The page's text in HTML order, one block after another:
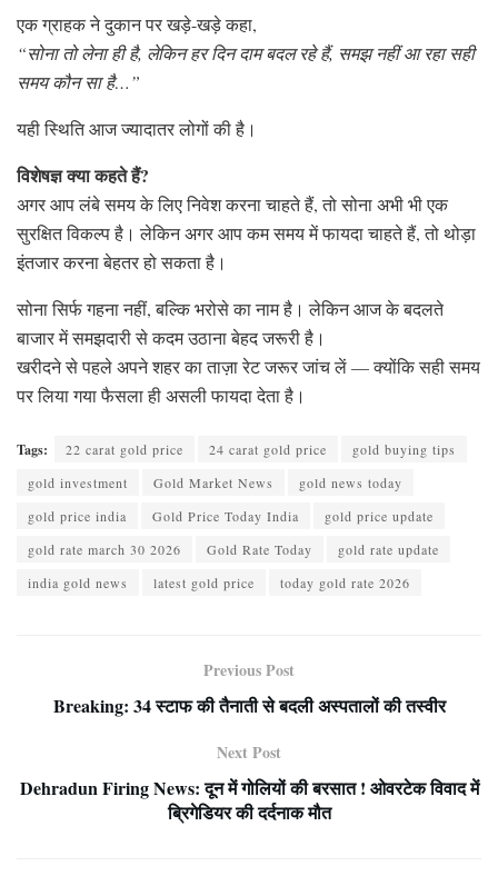
एक ग्राहक ने दुकान पर खड़े-खड़े कहा,
“सोना तो लेना ही है, लेकिन हर दिन दाम बदल रहे हैं, समझ नहीं आ रहा सही
समय कौन सा है…”
यही स्थिति आज ज्यादातर लोगों की है।
विशेषज्ञ क्या कहते हैं?
अगर आप लंबे समय के लिए निवेश करना चाहते हैं, तो सोना अभी भी एक
सुरक्षित विकल्प है। लेकिन अगर आप कम समय में फायदा चाहते हैं, तो थोड़ा
इंतजार करना बेहतर हो सकता है।
सोना सिर्फ गहना नहीं, बल्कि भरोसे का नाम है। लेकिन आज के बदलते
बाजार में समझदारी से कदम उठाना बेहद जरूरी है।
खरीदने से पहले अपने शहर का ताज़ा रेट जरूर जांच लें — क्योंकि सही समय
पर लिया गया फैसला ही असली फायदा देता है।
Tags: 22 carat gold price 24 carat gold price
gold buying tips
gold investment
Gold Market News
gold news today
gold price india
Gold Price Today India
gold price update
gold rate march 30 2026
Gold Rate Today
gold rate update
india gold news
latest gold price today gold rate 2026
Previous Post
Breaking: 34 स्टाफ की तैनाती से बदली अस्पतालों की तस्वीर
Next Post
Dehradun Firing News: दून में गोलियों की बरसात ! ओवरटेक विवाद में
ब्रिगेडियर की दर्दनाक मौत